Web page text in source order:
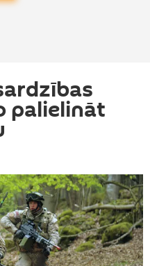
palielināt